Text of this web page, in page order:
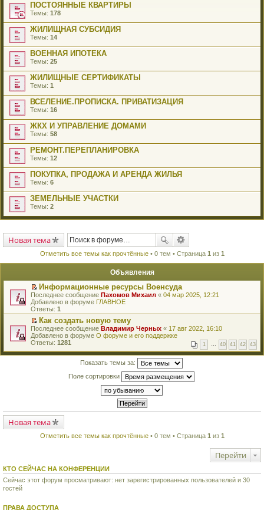
ПОСТОЯННЫЕ КВАРТИРЫ
Темы: 178
ЖИЛИЩНАЯ СУБСИДИЯ
Темы: 14
ВОЕННАЯ ИПОТЕКА
Темы: 25
ЖИЛИЩНЫЕ СЕРТИФИКАТЫ
Темы: 1
ВСЕЛЕНИЕ.ПРОПИСКА. ПРИВАТИЗАЦИЯ
Темы: 16
ЖКХ И УПРАВЛЕНИЕ ДОМАМИ
Темы: 58
РЕМОНТ.ПЕРЕПЛАНИРОВКА
Темы: 12
ПОКУПКА, ПРОДАЖА И АРЕНДА ЖИЛЬЯ
Темы: 6
ЗЕМЕЛЬНЫЕ УЧАСТКИ
Темы: 2
Новая тема
Отметить все темы как прочтённые• 0 тем • Страница 1 из 1
Объявления
П
е
р
е
й
т
и
к
е
п
р
о
ч
н
м
о
Информационные ресурсы Военсуда
Последнее сообщение Пахомов Михаил « 04 мар 2025, 12:21
Добавлено в форуме ГЛАВНОЕ
Ответы: 1
П
е
р
й
о
у
ч
и
т
Как создать новую тему
Последнее сообщение Владимир Черных « 17 авг 2022, 16:10
Добавлено в форуме О форуме и его поддержке
Ответы: 1281 1 … 40 41 42 43
Показать темы за:
Поле сортировки
Новая тема
Отметить все темы как прочтённые• 0 тем • Страница 1 из 1
Перейти
КТО СЕЙЧАС НА КОНФЕРЕНЦИИ
Сейчас этот форум просматривают: нет зарегистрированных пользователей и 30
гостей
ПРАВА ДОСТУПА